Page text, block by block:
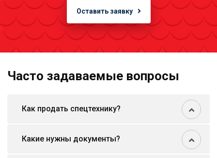
Оставить заявку
Часто задаваемые вопросы
Как продать спецтехнику?
Какие нужны документы?